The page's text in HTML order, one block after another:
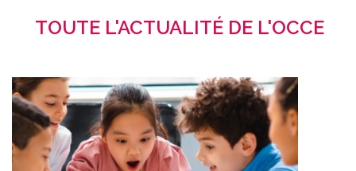
TOUTE L'ACTUALITÉ DE L'OCCE